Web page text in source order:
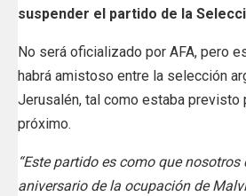
suspender el partido de la
No será oficializado por AFA, pero
habrá amistoso entre la selección
Jerusalén, tal como estaba previsto
próximo.
“Este partido es como que
aniversario de la ocupación de